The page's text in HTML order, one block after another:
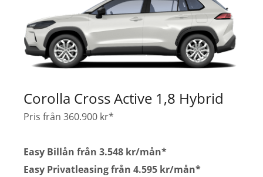
Corolla Cross Active 1,8 Hybrid
Pris från 360.900 kr*
Easy Billån från 3.548 kr/mån*
Easy Privatleasing från 4.595 kr/mån*